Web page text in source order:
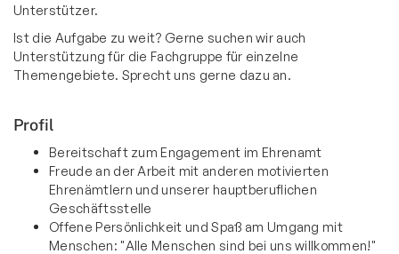
Unterstützer.
Ist die Aufgabe zu weit? Gerne suchen wir auch
Unterstützung für die Fachgruppe für einzelne
Themengebiete. Sprecht uns gerne dazu an.
Profil
Bereitschaft zum Engagement im Ehrenamt
Freude an der Arbeit mit anderen motivierten
Ehrenämtlern und unserer hauptberuflichen
Geschäftsstelle
Offene Persönlichkeit und Spaß am Umgang mit
Menschen: "Alle Menschen sind bei uns willkommen!"